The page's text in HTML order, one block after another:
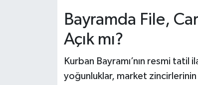
Bayramda File,
Açık mı?
Kurban Bayramı’nın resmi
yoğunluklar, market zincirlerinin